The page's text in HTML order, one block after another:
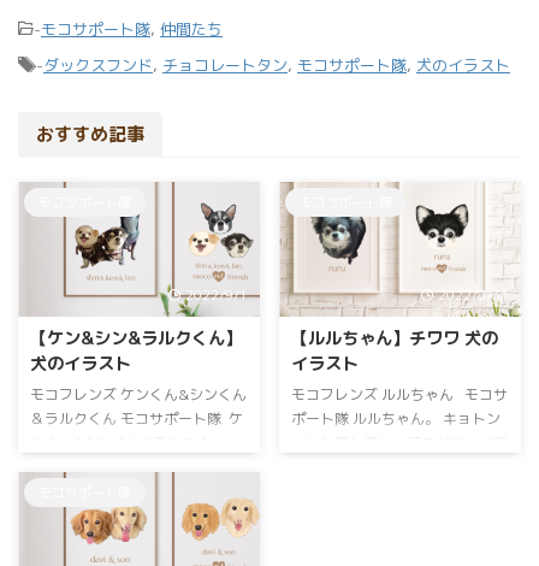
-モコサポート隊, 仲間たち
-ダックスフンド, チョコレートタン, モコサポート隊, 犬のイラスト
おすすめ記事
2022/9/1
【ケン&シン&ラルクくん】
犬のイラスト
モコフレンズ ケンくん&シンくん
＆ラルクくん モコサポート隊 ケ
モコの肝細胞がん2度目の手術に
モコサポート隊としてご支援いた
2022/8/31
【ルルちゃん】チワワ 犬の
イラスト
モコフレンズ ルルちゃん モコサ
ポート隊 ルルちゃん。 キョトン